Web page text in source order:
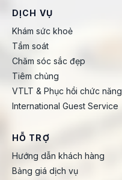
DỊCH VỤ
Khám sức khoẻ
Tầm soát
Chăm sóc sắc đẹp
Tiêm chủng
VTLT & Phục hồi chức năng
International Guest Service
HỖ TRỢ
Hướng dẫn khách hàng
Bảng giá dịch vụ